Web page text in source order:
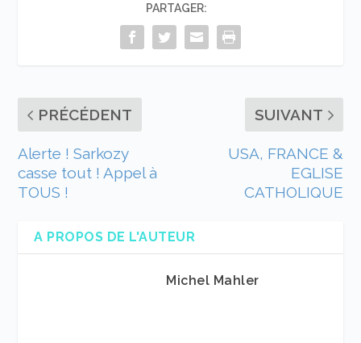
PARTAGER:
PRÉCÉDENT
Alerte ! Sarkozy
casse tout ! Appel à
TOUS !
SUIVANT
USA, FRANCE &
EGLISE
CATHOLIQUE
A PROPOS DE L'AUTEUR
Michel Mahler